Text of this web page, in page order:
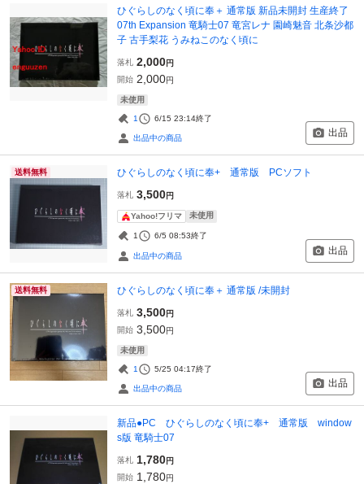
ひぐらしのなく頃に奉＋ 通常版 新品未開封 生産終了
07th Expansion 竜騎士07 竜宮レナ 園崎魅音 北条沙都
子 古手梨花 うみねこのなく頃に
落札 2,000円
開始 2,000円
未使用
1 6/15 23:14終了
出品中の商品 出品
送料無料 ひぐらしのなく頃に奉+ 通常版 PCソフト
落札 3,500円
Yahoo!フリマ 未使用
1 6/5 08:53終了
出品中の商品 出品
送料無料 ひぐらしのなく頃に奉＋ 通常版 /未開封
落札 3,500円
開始 3,500円
未使用
1 5/25 04:17終了
出品中の商品 出品
新品●PC ひぐらしのなく頃に奉+ 通常版 window
s版 竜騎士07
落札 1,780円
開始 1,780円